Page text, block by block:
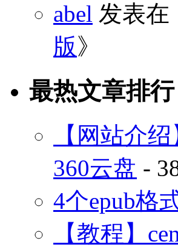
abel 发表在
版》
最热文章排行
【网站介
360云盘 -
4个epub格
【教程】